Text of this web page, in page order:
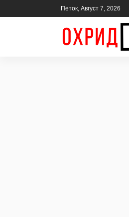
Петок, Август 7, 2026